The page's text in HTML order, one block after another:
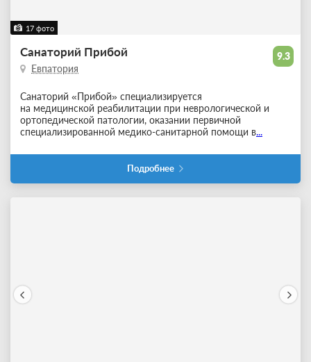
17 фото
9.3
Санаторий Прибой
Евпатория
Санаторий «Прибой» специализируется
на медицинской реабилитации при неврологической и
ортопедической патологии, оказании первичной
специализированной медико-санитарной помощи в...
Подробнее